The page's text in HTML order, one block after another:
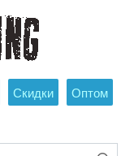
Скидки
Оптом